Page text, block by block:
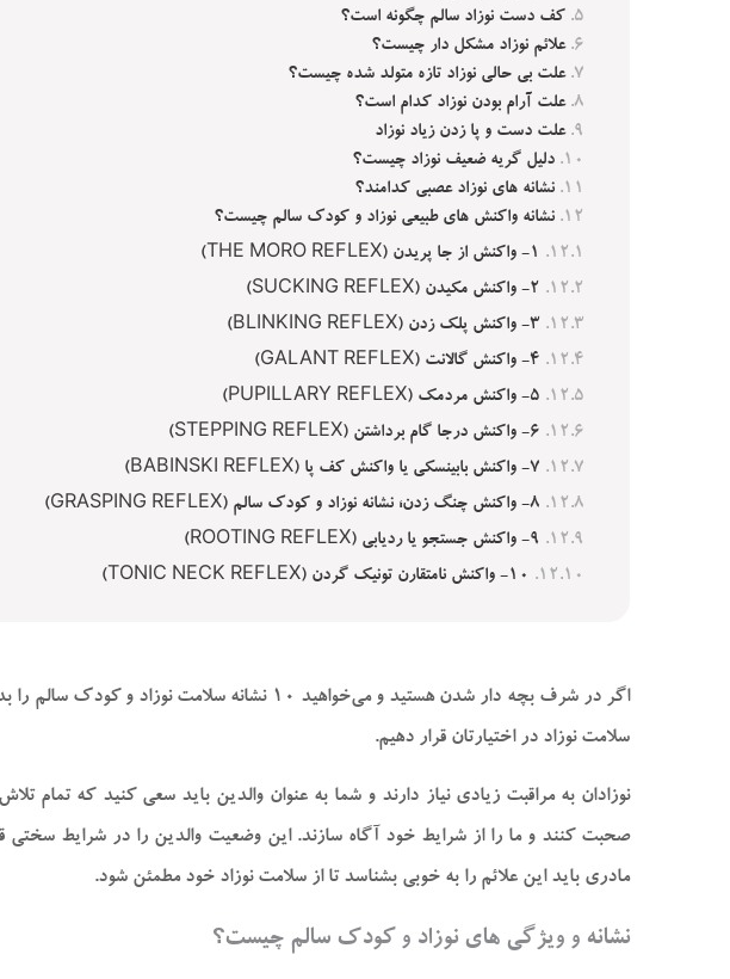
کف دست نوزاد سالم چگونه است؟
علائم نوزاد مشکل دار چیست؟
علت بی‌ حالی نوزاد تازه متولد شده چیست؟
علت آرام بودن نوزاد کدام است؟
علت دست و پا زدن زیاد نوزاد
دلیل گریه ضعیف نوزاد چیست؟
نشانه‌ های نوزاد عصبی کدامند؟
نشانه واکنش‌ های طبیعی نوزاد و کودک سالم چیست؟
۱- واکنش از جا پریدن (THE MORO REFLEX)
۲- واکنش مکیدن (SUCKING REFLEX)
۳- واکنش پلک زدن (BLINKING REFLEX)
۴- واکنش گالانت (GALANT REFLEX)
۵- واکنش مردمک (PUPILLARY REFLEX)
۶- واکنش درجا گام برداشتن (STEPPING REFLEX)
۷- واکنش بابینسکی یا واکنش کف پا (BABINSKI REFLEX)
۸- واکنش چنگ زدن؛ نشانه نوزاد و کودک سالم (GRASPING REFLEX)
۹- واکنش جستجو یا ردیابی (ROOTING REFLEX)
۱۰- واکنش نامتقارن تونیک گردن (TONIC NECK REFLEX)
اگر در شرف بچه دار شدن هستید و می‌خواهید ۱۰ نشانه سلامت نوزاد و کودک سالم را بدانید، این مقاله برای شماست. در این مطالب از وب سایت
سلامت نوزاد در اختیارتان قرار دهیم.
نوزادان به مراقبت زیادی نیاز دارند و شما به عنوان والدین باید سعی کنید که
صحبت کنند و ما را از شرایط خود آگاه سازند. این وضعیت والدین را در شرایط سختی
مادری باید این علائم را به خوبی بشناسد تا از سلامت نوزاد خود مطمئن شود.
نشانه و ویژگی‌ های نوزاد و کودک سالم چیست؟